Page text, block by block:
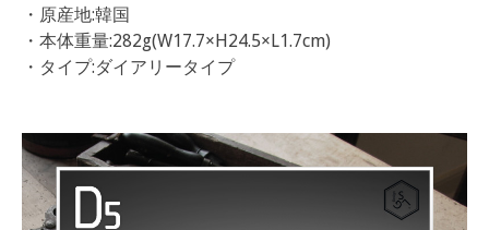
・原産地:韓国
・本体重量:282g(W17.7×H24.5×L1.7cm)
・タイプ:ダイアリータイプ